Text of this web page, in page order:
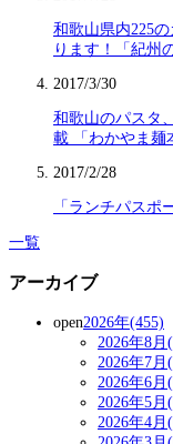
和歌山県内225
ります！「紀州
2017/3/30
和歌山のパスタ
載 「わかやま麺
2017/2/28
「ランチパスポ
一覧
アーカイブ
open2026年(455)
2026年8月
2026年7月
2026年6月
2026年5月
2026年4月